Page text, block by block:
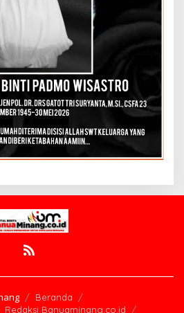
Beranda
Redaksi Banuaminang.co.id